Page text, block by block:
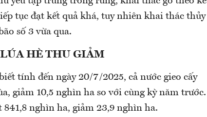
tục đạt kết quả khá, tuy nhiên khai thác thủy
số 3 vừa qua.
HÈ THU GIẢM
tính đến ngày 20/7/2025, cả nước gieo cấy
giảm 10,5 nghìn ha so với cùng kỳ năm trước.
841,8 nghìn ha, giảm 23,9 nghìn ha.